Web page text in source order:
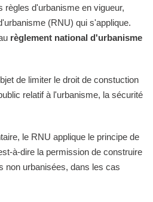
règles d'urbanisme en vigueur,
(RNU) qui s'applique.
règlement national d'urbanisme
de limiter le droit de constuction
relatif à l'urbanisme, la sécurité
le RNU applique le principe de
à-dire la permission de construire
non urbanisées, dans les cas